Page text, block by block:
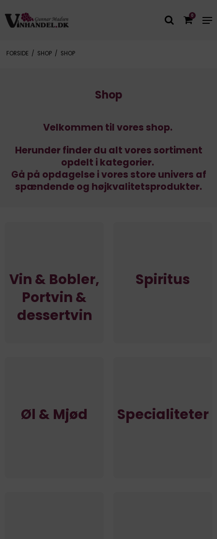
0
FORSIDE / SHOP / SHOP
Shop
Velkommen til vores shop.
Herunder finder du alt vores sortiment
opdelt i kategorier.
Gå på opdagelse i vores store univers af
spændende og højkvalitetsprodukter.
Vin & Bobler,
Portvin &
dessertvin
Spiritus
Øl & Mjød Specialiteter